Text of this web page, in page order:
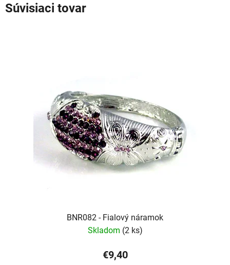
Súvisiaci tovar
BNR082 - Fialový náramok
Skladom (2 ks)
€9,40